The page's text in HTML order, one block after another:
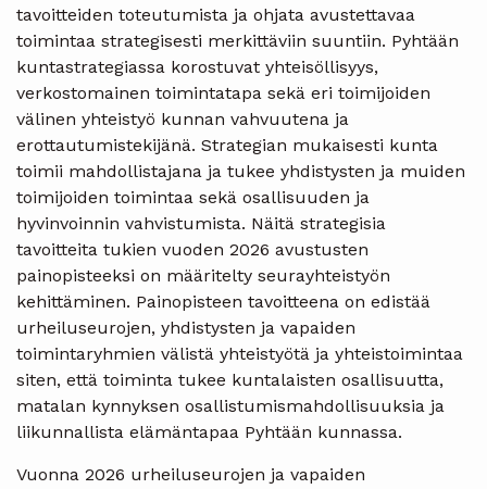
tavoitteiden toteutumista ja ohjata avustettavaa
toimintaa strategisesti merkittäviin suuntiin. Pyhtään
kuntastrategiassa korostuvat yhteisöllisyys,
verkostomainen toimintatapa sekä eri toimijoiden
välinen yhteistyö kunnan vahvuutena ja
erottautumistekijänä. Strategian mukaisesti kunta
toimii mahdollistajana ja tukee yhdistysten ja muiden
toimijoiden toimintaa sekä osallisuuden ja
hyvinvoinnin vahvistumista. Näitä strategisia
tavoitteita tukien vuoden 2026 avustusten
painopisteeksi on määritelty seurayhteistyön
kehittäminen. Painopisteen tavoitteena on edistää
urheiluseurojen, yhdistysten ja vapaiden
toimintaryhmien välistä yhteistyötä ja yhteistoimintaa
siten, että toiminta tukee kuntalaisten osallisuutta,
matalan kynnyksen osallistumismahdollisuuksia ja
liikunnallista elämäntapaa Pyhtään kunnassa.
Vuonna 2026 urheiluseurojen ja vapaiden